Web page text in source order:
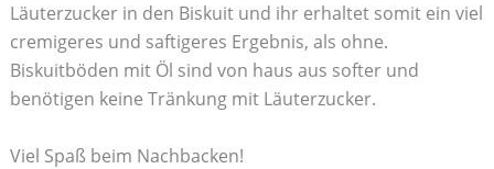
Läuterzucker in den Biskuit und ihr erhaltet somit ein viel
cremigeres und saftigeres Ergebnis, als ohne.
Biskuitböden mit Öl sind von haus aus softer und
benötigen keine Tränkung mit Läuterzucker.
Viel Spaß beim Nachbacken!